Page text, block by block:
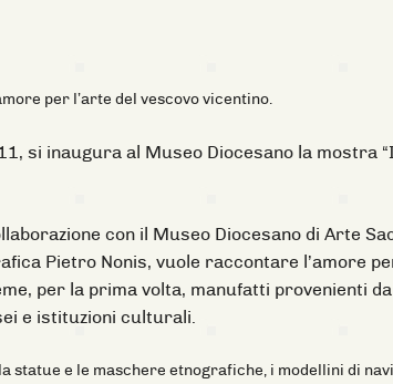
per l’arte del vescovo vicentino.
si inaugura al Museo Diocesano la mostra
con il Museo Diocesano di Arte
Pietro Nonis, vuole raccontare l’amore
per la prima volta, manufatti provenienti
e istituzioni culturali.
statue e le maschere etnografiche, i modellini di